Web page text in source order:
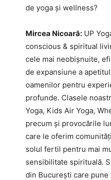
de yoga și wellness?
Mircea Nicoară: UP
conscious & spiritual
cele mai neobișnuite,
de expansiune a
oamenilor pentru
profunde. Clasele
Yoga, Kids Air Yoga,
precum și provocările
care le oferim
solul fertil pentru mai
sensibilitate spirituală.
din București care